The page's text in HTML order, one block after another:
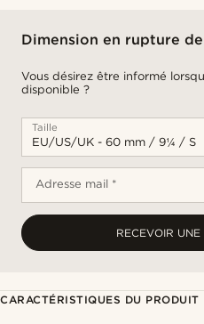
Dimension en rupture
Vous désirez être informé
disponible ?
Taille
Adresse mail *
RECEVOIR
CARACTÉRISTIQUES DU PRODUIT